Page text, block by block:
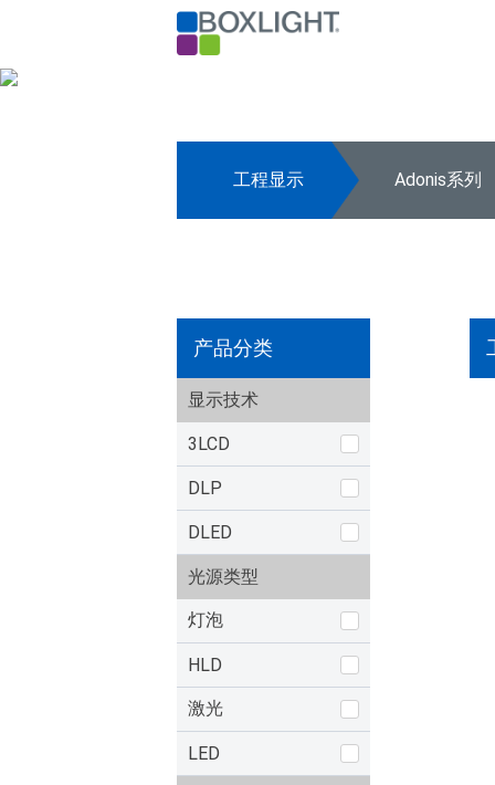
工程显示 Adonis系列
产品分类
显示技术
3LCD
DLP
DLED
光源类型
灯泡
HLD
激光
LED